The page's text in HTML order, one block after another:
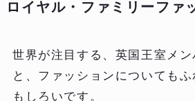
ロイヤル・ファミリーファ
世界が注目する、英国王室メ
と、ファッションについても
もしろいです。